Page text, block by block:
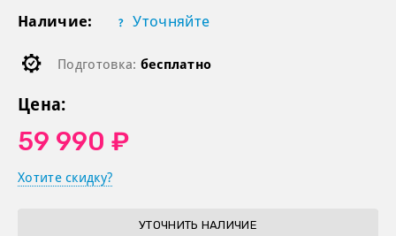
Наличие: Уточняйте
Подготовка: бесплатно
Цена:
59 990 ₽
Хотите скидку?
УТОЧНИТЬ НАЛИЧИЕ